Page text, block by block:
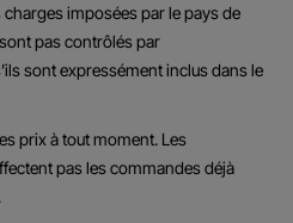
imposées par le pays de
pas contrôlés par
sont expressément inclus dans le
prix à tout moment. Les
pas les commandes déjà